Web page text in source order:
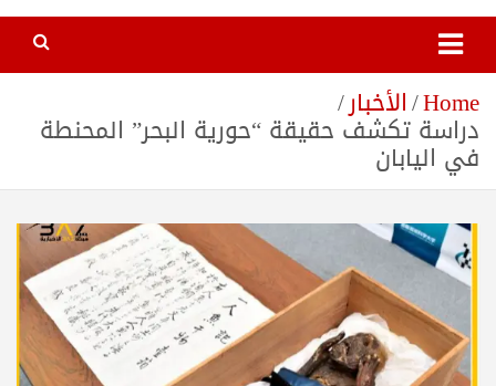
Home الأخبار
دراسة تكشف حقيقة “حورية البحر” المحنطة
في اليابان